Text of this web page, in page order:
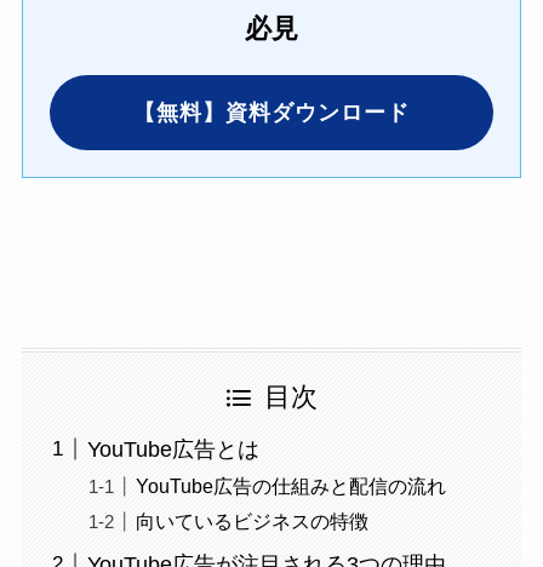
必見
【無料】資料ダウンロード
目次
YouTube広告とは
YouTube広告の仕組みと配信の流れ
向いているビジネスの特徴